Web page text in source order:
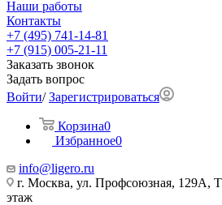
Наши работы
Контакты
+7 (495) 741-14-81
+7 (915) 005-21-11
Заказать звонок
Задать вопрос
Войти/Зарегистрироваться
Корзина0
Избранное0
info@ligero.ru
г. Москва, ул. Профсоюзная, 129А,
этаж